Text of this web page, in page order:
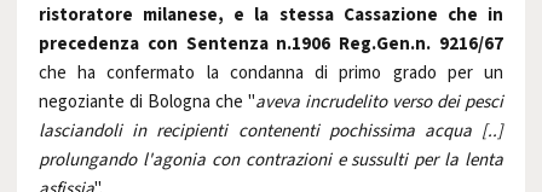
ristoratore milanese, e la stessa Cassazione che in
precedenza con Sentenza n.1906 Reg.Gen.n. 9216/67
che ha confermato la condanna di primo grado per un
negoziante di Bologna che "aveva incrudelito verso dei pesci
lasciandoli in recipienti contenenti pochissima acqua [..]
prolungando l'agonia con contrazioni e sussulti per la lenta